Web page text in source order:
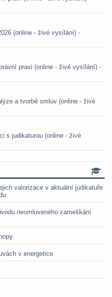
(online - živé vysílání) -
praxi (online - živé vysílání) -
a tvorbě smluv (online - živé
s judikaturou (online - živé
valorizace v aktuální judikatuře
neomluveného zameškání
v energetice